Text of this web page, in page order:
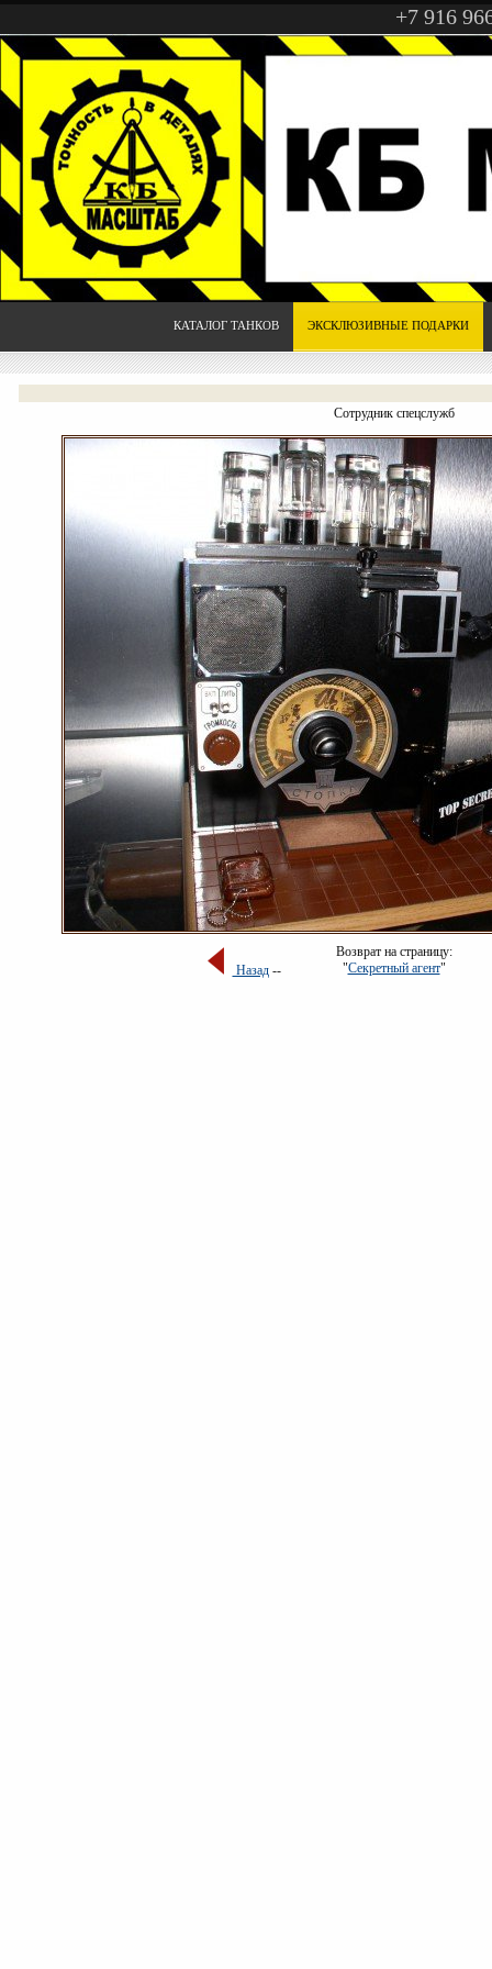
+7 916
КАТАЛОГ ТАНКОВ ЭКСКЛЮЗИВНЫЕ ПОДАРКИ
Сотрудник спецслужб
Назад--
Возврат на страницу:
"Секретный агент"